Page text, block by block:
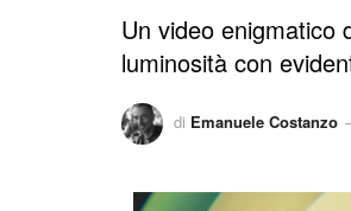
Un video enigmatico
luminosità con
di Emanuele Costanzo